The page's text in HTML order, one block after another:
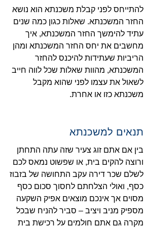
להתייחס לפני קבלת משכנתא הוא נושא
החזר המשכנתא. שאלות כגון כמה שנים
עתיד להימשך החזר המשכנתא, איך
מחשבים את יחס החזר המשכנתא ומהן
הריביות שעתידות להיכנס להחזר
המשכנתא, מהוות שאלות שכל לווה חייב
לשאול את עצמו לפני שהוא מקבל
משכנתא כזו או אחרת.
תנאים למשכנתא
בין אם אתם זוג צעיר שזה עתה התחתן
ורוצה להקים בית, או שפשוט נמאס לכם
לשלם שכר דירה עקב התחושה של בזבוז
כסף, ואולי הצלחתם לחסוך סכום כסף
מסוים אך אינכם מוצאים אפיק השקעה
מספיק מניב ויציב – סביר להניח שבכל
מקרה גם אתם חולמים על רכישת בית